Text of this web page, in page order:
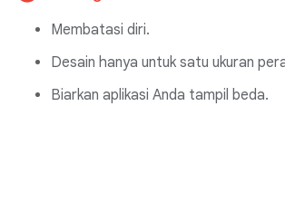
Membatasi diri.
Desain hanya untuk satu ukuran
Biarkan aplikasi Anda tampil beda.